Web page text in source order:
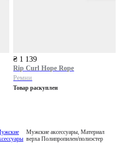
₴ 1 139
Rip Curl Hope Rope
Ремни
Товар раскуплен
Мужские аксессуары, Материал
верха Полипропилен/полиэстер